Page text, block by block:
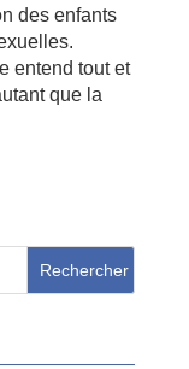
des enfants
entend tout et
que la